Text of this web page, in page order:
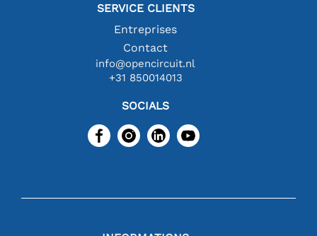
SERVICE CLIENTS
Entreprises
Contact
info@opencircuit.nl
+31 850014013
SOCIALS